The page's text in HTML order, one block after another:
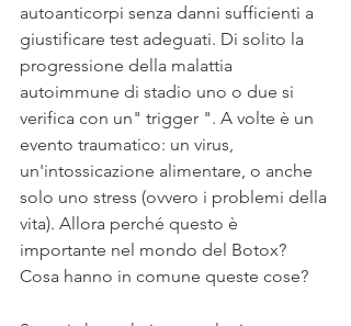
autoanticorpi senza danni sufficienti a
giustificare test adeguati. Di solito la
progressione della malattia
autoimmune di stadio uno o due si
verifica con un" trigger ". A volte è un
evento traumatico: un virus,
un'intossicazione alimentare, o anche
solo uno stress (ovvero i problemi della
vita). Allora perché questo è
importante nel mondo del Botox?
Cosa hanno in comune queste cose?